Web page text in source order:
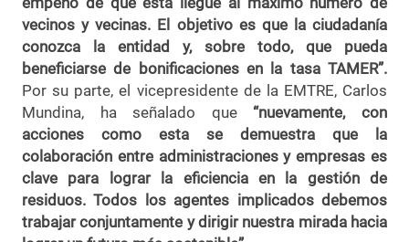
vecinos y vecinas. El objetivo es que la ciudadanía
conozca la entidad y, sobre todo, que pueda
beneficiarse de bonificaciones en la tasa TAMER”.
Por su parte, el vicepresidente de la EMTRE, Carlos
Mundina, ha señalado que“nuevamente, con
acciones como esta se demuestra que la
colaboración entre administraciones y empresas es
clave para lograr la eficiencia en la gestión de
residuos. Todos los agentes implicados debemos
trabajar conjuntamente y dirigir nuestra mirada hacia